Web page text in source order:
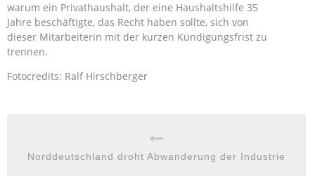
warum ein Privathaushalt, der eine Haushaltshilfe 35
Jahre beschäftigte, das Recht haben sollte, sich von
dieser Mitarbeiterin mit der kurzen Kündigungsfrist zu
trennen.
Fotocredits: Ralf Hirschberger
Norddeutschland droht Abwanderung der Industrie